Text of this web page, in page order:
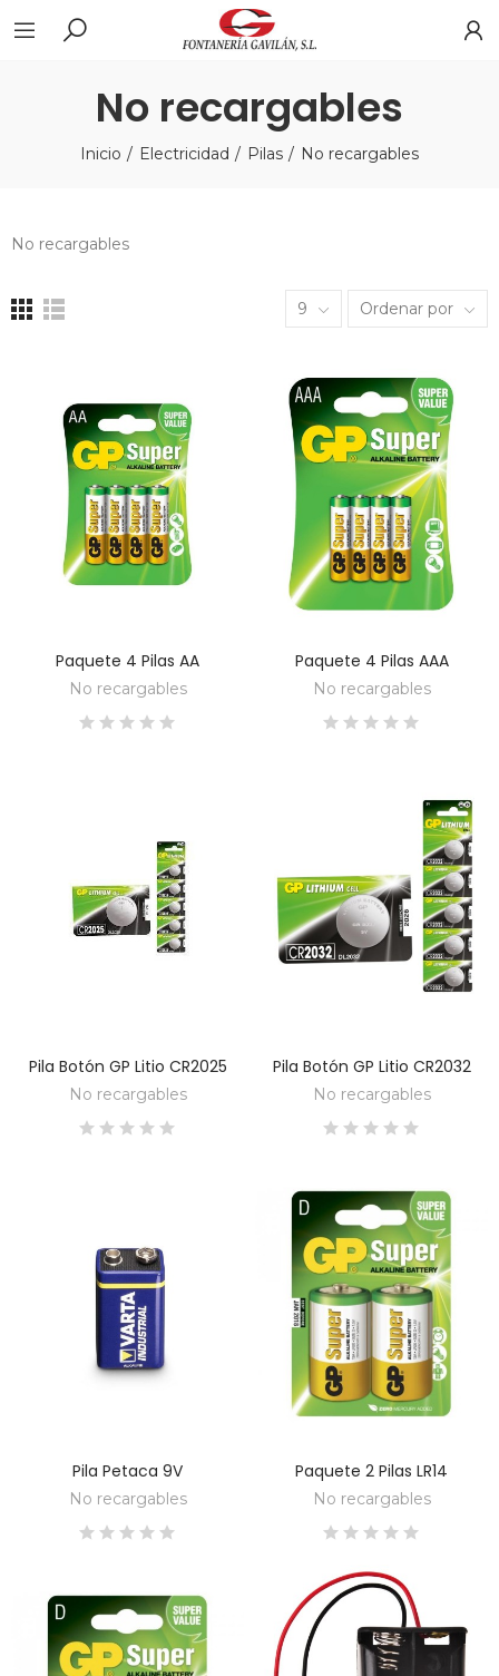
No recargables
Inicio Electricidad Pilas No recargables
No recargables
9 Ordenar por
DESCUBRE
Paquete 4 Pilas AA
No recargables
DESCUBRE
Paquete 4 Pilas AAA
No recargables
DESCUBRE
Pila Botón GP Litio CR2025
No recargables
DESCUBRE
Pila Botón GP Litio CR2032
No recargables
DESCUBRE
Pila Petaca 9V
No recargables
DESCUBRE
Paquete 2 Pilas LR14
No recargables